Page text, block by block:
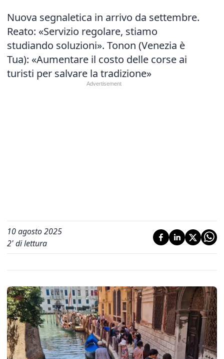
Nuova segnaletica in arrivo da settembre.
Reato: «Servizio regolare, stiamo
studiando soluzioni». Tonon (Venezia è
Tua): «Aumentare il costo delle corse ai
turisti per salvare la tradizione»
10 agosto 2025
2' di lettura